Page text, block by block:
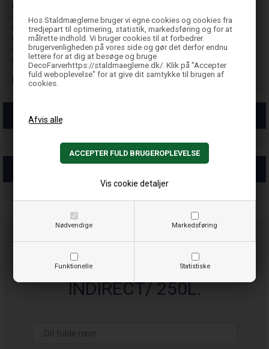
Hos Staldmæglerne bruger vi egne cookies og cookies fra
tredjepart til optimering, statistik, markedsføring og for at
målrette indhold. Vi bruger cookies til at forbedrer
brugervenligheden på vores side og gør det derfor endnu
lettere for at dig at besøge og bruge
DecoFarverhttps://staldmaeglerne.dk/. Klik på "Accepter
fuld weboplevelse" for at give dit samtykke til brugen af
cookies.
Nødvendige Markedsføring
Funktionelle Statistiske
Vis cookie detaljer
korrosionsbestandig efter behandling i en patenteret
syrebehandling.
LEVETID
Når den er installeret korrekt og instruktionerne vedrørende
vandkvalitet ellers er overholdt, har Høiax Titanium
Extreme Indirect og Titanium Agri en høj levetid.
Mål: Ø580 x 1666 Watt 5000 vægt 55 kg
PDF
TITANIUM EXTREME
INDIRECT/ 250L.